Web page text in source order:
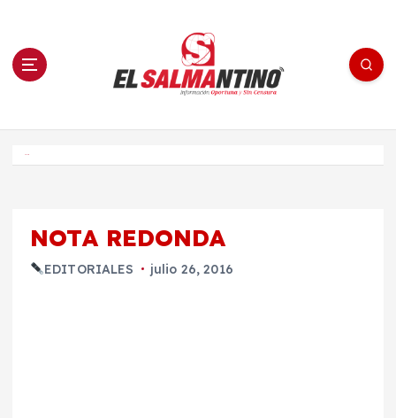
n El Salmantino - medios/noticias/editorial
NOTA REDONDA
EDITORIALES julio 26, 2016